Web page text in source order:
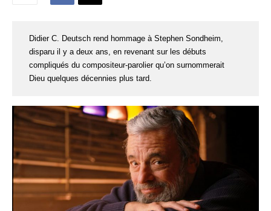
Didier C. Deutsch rend hommage à Stephen Sondheim,
disparu il y a deux ans, en revenant sur les débuts
compliqués du compositeur-parolier qu’on surnommerait
Dieu quelques décennies plus tard.